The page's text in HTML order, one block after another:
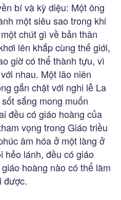
bí và kỳ diệu: Một ông
một siêu sao trong khi
chút gì về bản thân
lên khắp cùng thế giới,
giờ có thể thành tựu, vì
nhau. Một lão niên
gắn chặt với nghi lễ La
sắng mong muốn
đều có giáo hoàng của
vọng trong Giáo triều
âm hóa ở một làng ở
hẻo lánh, đều có giáo
hoàng nào có thể làm
được.